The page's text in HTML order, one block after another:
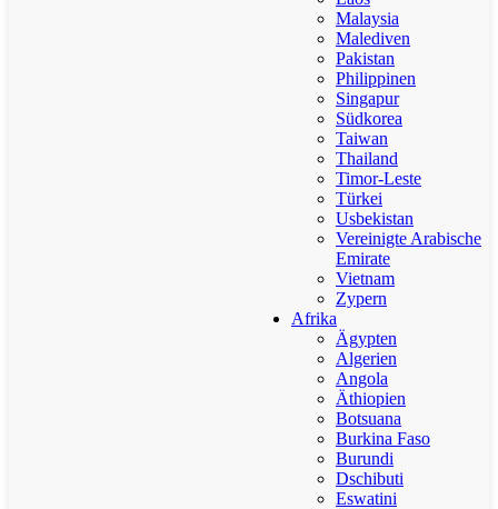
Malaysia
Malediven
Pakistan
Philippinen
Singapur
Südkorea
Taiwan
Thailand
Timor-Leste
Türkei
Usbekistan
Vereinigte Arabische
Emirate
Vietnam
Zypern
Afrika
Ägypten
Algerien
Angola
Äthiopien
Botsuana
Burkina Faso
Burundi
Dschibuti
Eswatini